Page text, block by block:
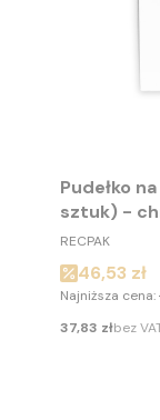
Pudełko
sztuk) -
PRODUCENT
RECPAK
Cena
46,53 zł
Najniższa cena:
Cena
37,83 złbez